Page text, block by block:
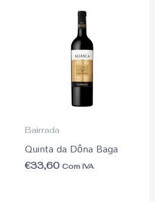
Bairrada
Quinta da Dôna Baga
€33,60 Com IVA